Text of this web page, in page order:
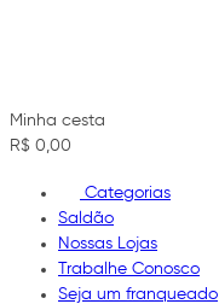
Minha cesta
R$ 0,00
Categorias
Saldão
Nossas Lojas
Trabalhe Conosco
Seja um franqueado